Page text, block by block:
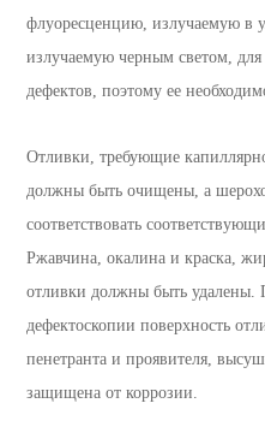
флуоресценцию, излучаемую в
излучаемую черным светом,
дефектов, поэтому ее
Отливки, требующие
должны быть очищены, а
соответствовать
Ржавчина, окалина и краска,
отливки должны быть удалены.
дефектоскопии поверхность
пенетранта и проявителя,
защищена от коррозии.